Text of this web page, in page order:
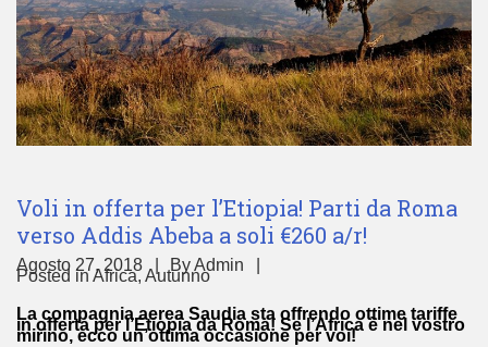
Voli in offerta per l’Etiopia! Parti da Roma
verso Addis Abeba a soli €260 a/r!
Agosto 27, 2018 ByAdmin
Posted inAfrica,Autunno
La compagnia aerea Saudia sta offrendo ottime tariffe
in offerta per l’Etiopia da Roma! Se l’Africa è nel vostro
mirino, ecco un’ottima occasione per voi!